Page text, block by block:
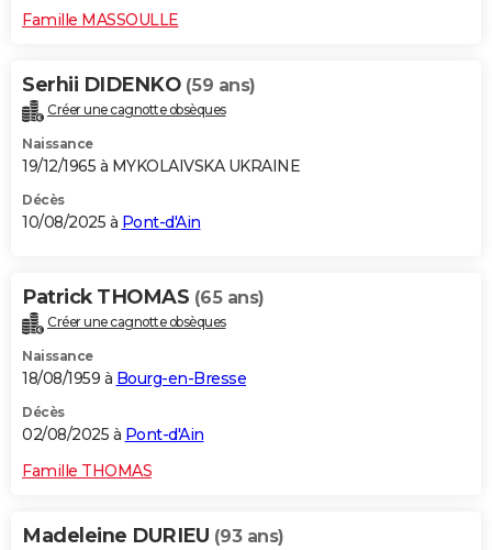
Famille MASSOULLE
Serhii DIDENKO (59 ans)
Créer une cagnotte obsèques
Naissance
19/12/1965 à MYKOLAIVSKA UKRAINE
Décès
10/08/2025 à Pont-d'Ain
Patrick THOMAS (65 ans)
Créer une cagnotte obsèques
Naissance
18/08/1959 à Bourg-en-Bresse
Décès
02/08/2025 à Pont-d'Ain
Famille THOMAS
Madeleine DURIEU (93 ans)